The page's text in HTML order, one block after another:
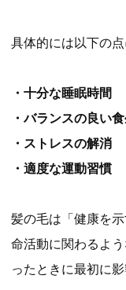
具体的には以下の点
・十分な睡眠時間
・バランスの良い
・ストレスの解消
・適度な運動習慣
髪の毛は「健康を
命活動に関わるよ
ったときに最初に